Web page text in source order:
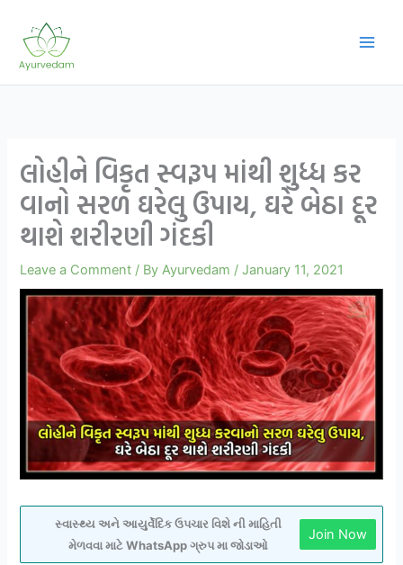
content
લોહીને વિકૃત સ્વરૂપ માંથી શુધ્ધ કર
વાનો સરળ ઘરેલુ ઉપાય, ઘરે બેઠા દૂર
થાશે શરીરણી ગંદકી
Leave a Comment / ByAyurvedam /January 11, 2021
સ્વાસ્થ્ય અને આયુર્વેદિક ઉપચાર વિશે ની માહિતી
મેળવવા માટે WhatsApp ગ્રુપ મા જોડાઓ
Join Now